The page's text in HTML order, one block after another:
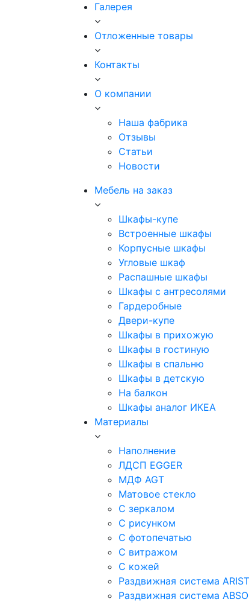
Галерея
Отложенные товары
Контакты
О компании
Наша фабрика
Отзывы
Статьи
Новости
Мебель на заказ
Шкафы-купе
Встроенные шкафы
Корпусные шкафы
Угловые шкаф
Распашные шкафы
Шкафы с антресолями
Гардеробные
Двери-купе
Шкафы в прихожую
Шкафы в гостиную
Шкафы в спальню
Шкафы в детскую
На балкон
Шкафы аналог ИКЕА
Материалы
Наполнение
ЛДСП EGGER
МДФ AGT
Матовое стекло
С зеркалом
С рисунком
С фотопечатью
С витражом
С кожей
Раздвижная система
Раздвижная система